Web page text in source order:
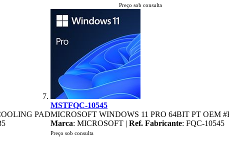
Preço sob consulta
PAD
MSTFQC-10545
MICROSOFT WINDOWS 11 PRO 64BIT PT OEM
Marca: MICROSOFT | Ref. Fabricante: FQC-10545
Preço sob consulta